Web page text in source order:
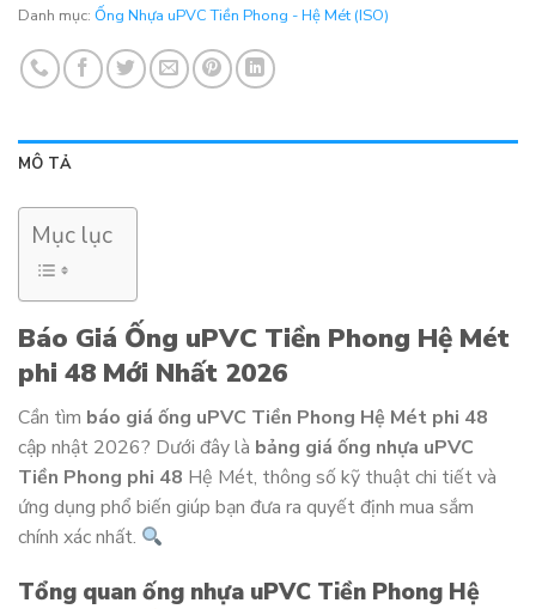
Danh mục: Ống Nhựa uPVC Tiền Phong - Hệ Mét (ISO)
MÔ TẢ
Mục lục
Báo Giá Ống uPVC Tiền Phong Hệ Mét
phi 48 Mới Nhất 2026
Cần tìm báo giá ống uPVC Tiền Phong Hệ Mét phi 48
cập nhật 2026? Dưới đây là bảng giá ống nhựa uPVC
Tiền Phong phi 48 Hệ Mét, thông số kỹ thuật chi tiết và
ứng dụng phổ biến giúp bạn đưa ra quyết định mua sắm
chính xác nhất.
Tổng quan ống nhựa uPVC Tiền Phong Hệ